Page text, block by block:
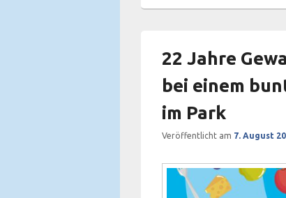
22 Jahre
bei einem
im Park
Veröffentlicht am 7. August